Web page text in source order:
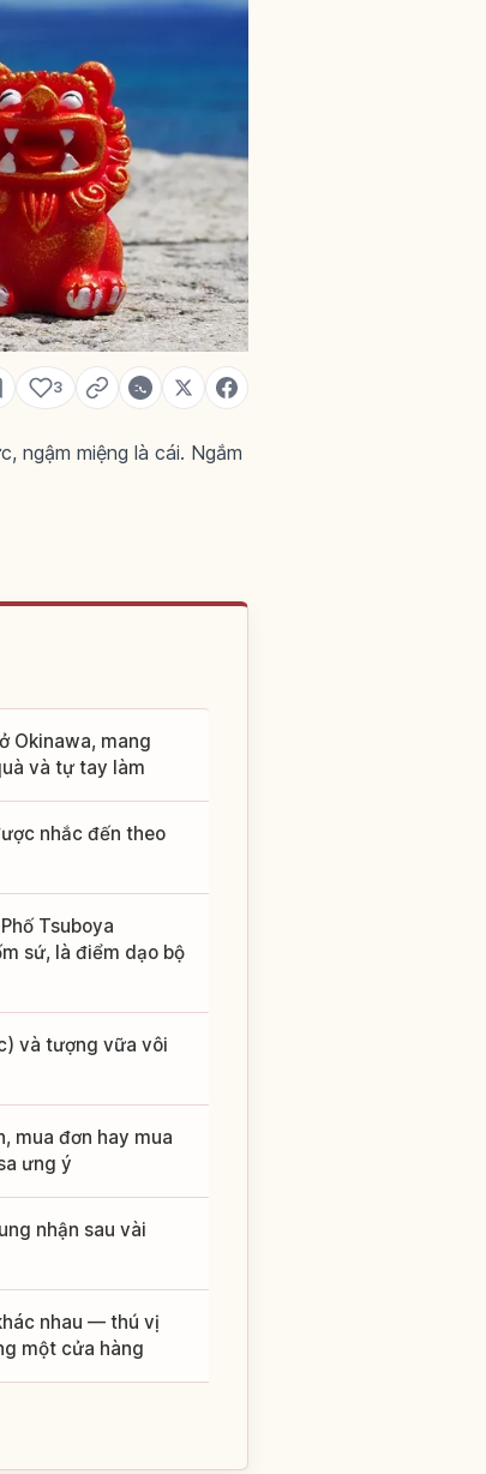
3
ngậm miệng là cái. Ngắm
Okinawa, mang
và tự tay làm
nhắc đến theo
Tsuboya
sứ, là điểm dạo bộ
và tượng vữa vôi
mua đơn hay mua
ưng ý
nhận sau vài
nhau — thú vị
một cửa hàng